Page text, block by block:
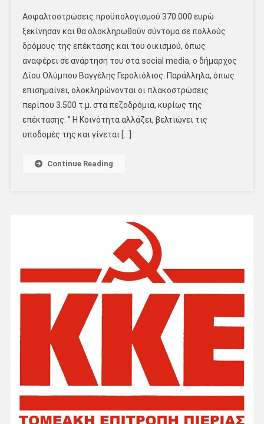
Ασφαλτοστρώσεις προϋπολογισμού 370.000 ευρώ
ξεκίνησαν και θα ολοκληρωθούν σύντομα σε πολλούς
δρόμους της επέκτασης και του οικισμού, όπως
αναφέρει σε ανάρτηση του στα social media, ο δήμαρχος
Δίου Ολύμπου Βαγγέλης Γερολιόλιος. Παράλληλα, όπως
επισημαίνει, ολοκληρώνονται οι πλακοστρώσεις
περίπου 3.500 τ.μ. στα πεζοδρόμια, κυρίως της
επέκτασης. ” Η Κοινότητα αλλάζει, βελτιώνει τις
υποδομές της και γίνεται […]
Continue Reading